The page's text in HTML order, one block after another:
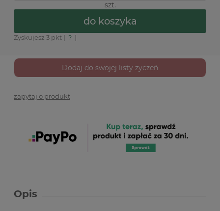
szt.
do koszyka
Zyskujesz 3 pkt [ ? ]
Dodaj do swojej listy życzeń
zapytaj o produkt
Opis